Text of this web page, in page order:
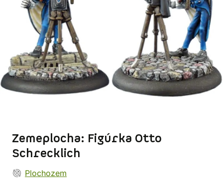
Zemeplocha: Figúrka Otto
Schrecklich
Plochozem